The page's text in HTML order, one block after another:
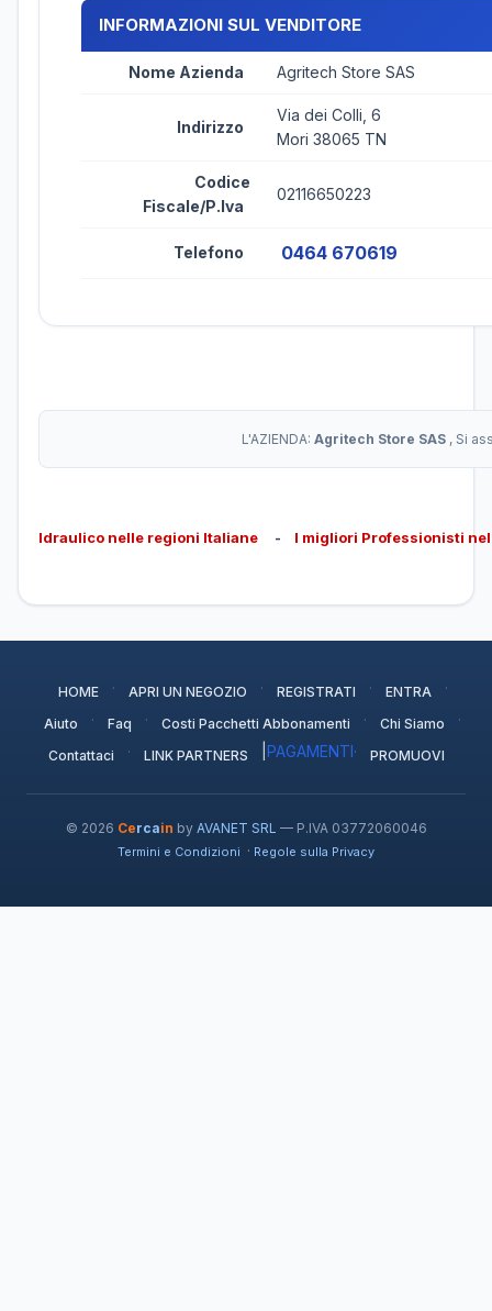
INFORMAZIONI SUL VENDITORE
Nome Azienda Agritech Store SAS
Indirizzo
Via dei Colli, 6
Mori 38065 TN
Codice
Fiscale/P.Iva
02116650223
Telefono 0464 670619
L'AZIENDA: Agritech Store SAS , Si
Idraulico nelle regioni Italiane - I migliori Professionisti
HOME · APRI UN NEGOZIO · REGISTRATI · ENTRA ·
Aiuto · Faq · Costi Pacchetti Abbonamenti · Chi Siamo ·
Contattaci · LINK PARTNERS PAGAMENTI· PROMUOVI
© 2026 Cercain by AVANET SRL — P.IVA 03772060046
Termini e Condizioni · Regole sulla Privacy